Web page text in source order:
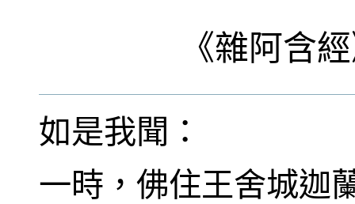
《雜阿含
如是我聞：
一時，佛住王舍城迦